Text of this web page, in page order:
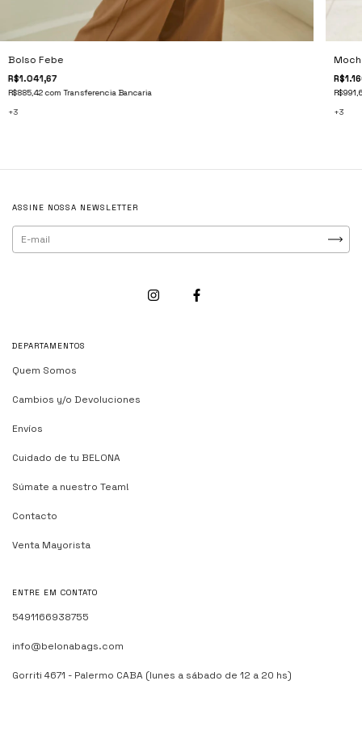
Bolso Febe
R$1.041,67
R$885,42com Transferencia Bancaria
+3
+3
ASSINE NOSSA NEWSLETTER
DEPARTAMENTOS
Quem Somos
Cambios y/o Devoluciones
Envíos
Cuidado de tu BELONA
Súmate a nuestro Team!
Contacto
Venta Mayorista
ENTRE EM CONTATO
5491166938755
info@belonabags.com
Gorriti 4671 - Palermo CABA (lunes a sábado de 12 a 20 hs)